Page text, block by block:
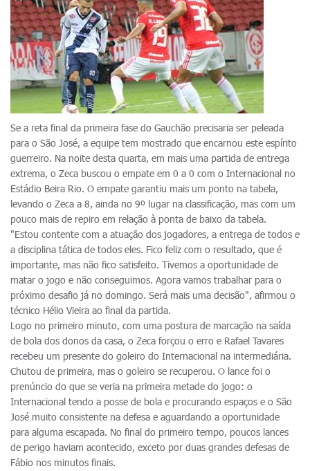
Se a reta final da primeira fase do Gauchão precisaria ser peleada
para o São José, a equipe tem mostrado que encarnou este espírito
guerreiro. Na noite desta quarta, em mais uma partida de entrega
extrema, o Zeca buscou o empate em 0 a 0 com o Internacional no
Estádio Beira Rio. O empate garantiu mais um ponto na tabela,
levando o Zeca a 8, ainda no 9º lugar na classificação, mas com um
pouco mais de repiro em relação à ponta de baixo da tabela.
"Estou contente com a atuação dos jogadores, a entrega de todos e
a disciplina tática de todos eles. Fico feliz com o resultado, que é
importante, mas não fico satisfeito. Tivemos a oportunidade de
matar o jogo e não conseguimos. Agora vamos trabalhar para o
próximo desafio já no domingo. Será mais uma decisão", afirmou o
técnico Hélio Vieira ao final da partida.
Logo no primeiro minuto, com uma postura de marcação na saída
de bola dos donos da casa, o Zeca forçou o erro e Rafael Tavares
recebeu um presente do goleiro do Internacional na intermediária.
Chutou de primeira, mas o goleiro se recuperou. O lance foi o
prenúncio do que se veria na primeira metade do jogo: o
Internacional tendo a posse de bola e procurando espaços e o São
José muito consistente na defesa e aguardando a oportunidade
para alguma escapada. No final do primeiro tempo, poucos lances
de perigo haviam acontecido, exceto por duas grandes defesas de
Fábio nos minutos finais.